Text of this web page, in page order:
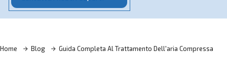
Contatta i nostri esperti